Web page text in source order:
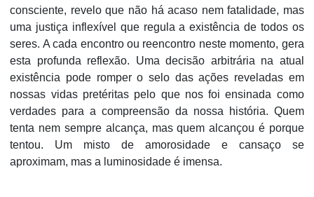
consciente, revelo que não há acaso nem fatalidade, mas
uma justiça inflexível que regula a existência de todos os
seres. A cada encontro ou reencontro neste momento, gera
esta profunda reflexão. Uma decisão arbitrária na atual
existência pode romper o selo das ações reveladas em
nossas vidas pretéritas pelo que nos foi ensinada como
verdades para a compreensão da nossa história. Quem
tenta nem sempre alcança, mas quem alcançou é porque
tentou. Um misto de amorosidade e cansaço se
aproximam, mas a luminosidade é imensa.